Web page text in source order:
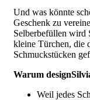
Und was könnte
Geschenk zu
Selberbefüllen wird
kleine Türchen, die
Schmuckstücken
Warum
Weil jedes